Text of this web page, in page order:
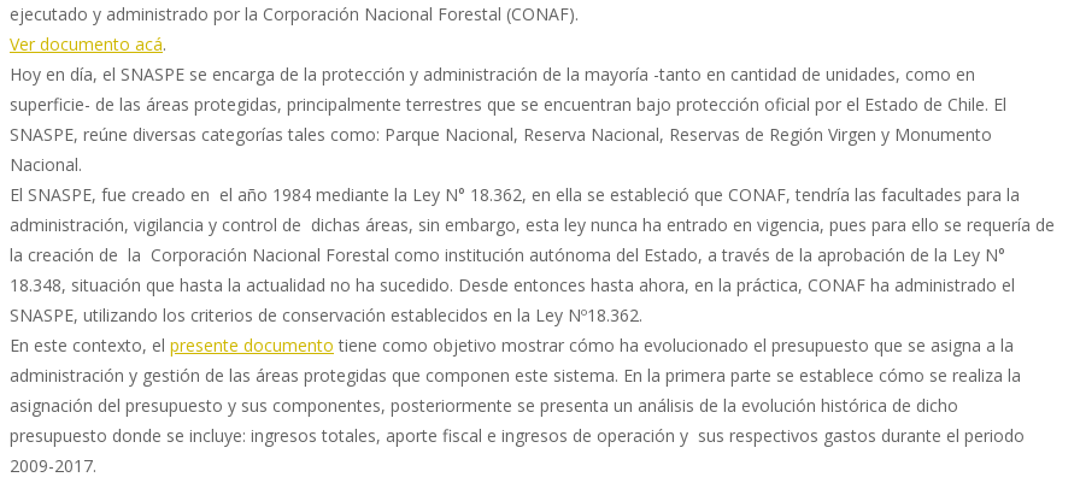
ejecutado y administrado por la Corporación Nacional Forestal (CONAF).
Ver documento acá.
Hoy en día, el SNASPE se encarga de la protección y administración de la mayoría -tanto en cantidad de unidades, como en
superficie- de las áreas protegidas, principalmente terrestres que se encuentran bajo protección oficial por el Estado de Chile. El
SNASPE, reúne diversas categorías tales como: Parque Nacional, Reserva Nacional, Reservas de Región Virgen y Monumento
Nacional.
El SNASPE, fue creado en el año 1984 mediante la Ley N° 18.362, en ella se estableció que CONAF, tendría las facultades para la
administración, vigilancia y control de dichas áreas, sin embargo, esta ley nunca ha entrado en vigencia, pues para ello se requería de
la creación de la Corporación Nacional Forestal como institución autónoma del Estado, a través de la aprobación de la Ley N°
18.348, situación que hasta la actualidad no ha sucedido. Desde entonces hasta ahora, en la práctica, CONAF ha administrado el
SNASPE, utilizando los criterios de conservación establecidos en la Ley Nº18.362.
En este contexto, el presente documento tiene como objetivo mostrar cómo ha evolucionado el presupuesto que se asigna a la
administración y gestión de las áreas protegidas que componen este sistema. En la primera parte se establece cómo se realiza la
asignación del presupuesto y sus componentes, posteriormente se presenta un análisis de la evolución histórica de dicho
presupuesto donde se incluye: ingresos totales, aporte fiscal e ingresos de operación y sus respectivos gastos durante el periodo
2009-2017.